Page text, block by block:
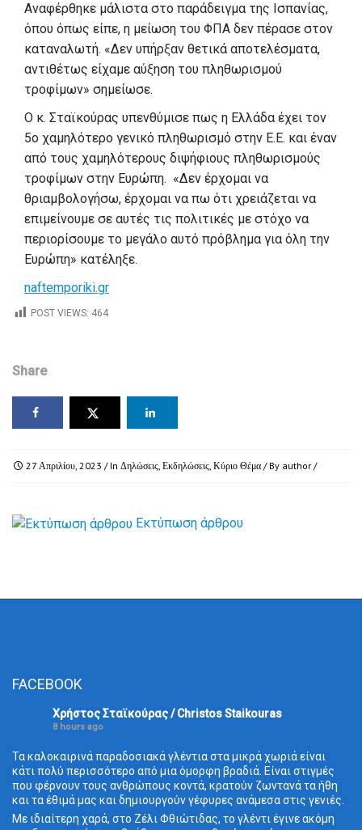
Αναφέρθηκε μάλιστα στο παράδειγμα της Ισπανίας,
όπου όπως είπε, η μείωση του ΦΠΑ δεν πέρασε στον
καταναλωτή. «Δεν υπήρξαν θετικά αποτελέσματα,
αντιθέτως είχαμε αύξηση του πληθωρισμού
τροφίμων» σημείωσε.
Ο κ. Σταϊκούρας υπενθύμισε πως η Ελλάδα έχει τον
5ο χαμηλότερο γενικό πληθωρισμό στην Ε.Ε. και έναν
από τους χαμηλότερους διψήφιους πληθωρισμούς
τροφίμων στην Ευρώπη. «Δεν έρχομαι να
θριαμβολογήσω, έρχομαι να πω ότι χρειάζεται να
επιμείνουμε σε αυτές τις πολιτικές με στόχο να
περιορίσουμε το μεγάλο αυτό πρόβλημα για όλη την
Ευρώπη» κατέληξε.
naftemporiki.gr
POST VIEWS: 464
Share
27 Απριλίου, 2023 / In Δηλώσεις, Εκδηλώσεις, Κύριο Θέμα / By author /
Εκτύπωση άρθρου
FACEBOOK
Χρήστος Σταϊκούρας / Christos Staikouras
8 hours ago
Τα καλοκαιρινά παραδοσιακά γλέντια στα μικρά χωριά είναι
κάτι πολύ περισσότερο από μια όμορφη βραδιά. Είναι στιγμές
που φέρνουν τους ανθρώπους κοντά, κρατούν ζωντανά τα ήθη
και τα έθιμά μας και δημιουργούν γέφυρες ανάμεσα στις γενιές.
Με ιδιαίτερη χαρά, στο Ζέλι Φθιώτιδας, το γλέντι έγινε ακόμη